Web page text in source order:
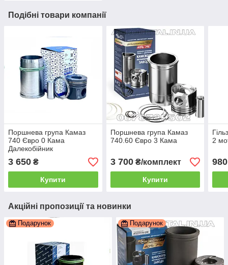
Подібні товари компанії
Поршнева група Камаз
740 Євро 0 Кама
Далекобійник
3 650 ₴
Купити
Поршнева група Камаз
740.60 Євро 3 Кама
3 700₴/комплект
Купити
2
980
Акційні пропозиції та новинки
Подарунок Подарунок